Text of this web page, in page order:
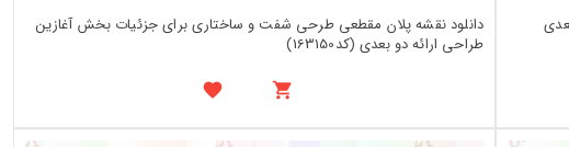
دانلود نقشه پلان مقطعی طرحی شفت و ساختاری برای جزئیات بخش آغازین
طراحی ارائه دو بعدی (کد163150)